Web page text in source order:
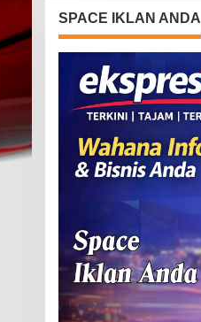
SPACE IKLAN ANDA